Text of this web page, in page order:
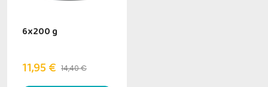
6x200 g
11,95 € 14,40 €